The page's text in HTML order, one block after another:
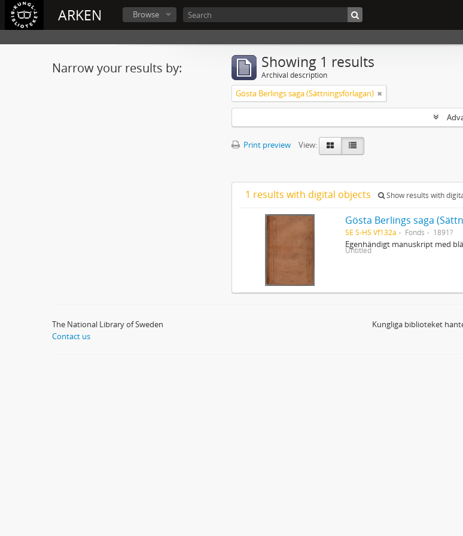
ARKEN Browse
Narrow your results by: Showing 1 results
Archival description
Gösta Berlings saga (Sättningsförlagan)
Print preview
View:
1 results with digital objects Show results with
Gösta Berlings saga
SE S-HS Vf132a Fonds 1891?
Egenhändigt manuskript med
Untitled
The National Library of Sweden
Contact us
Kungliga biblioteket